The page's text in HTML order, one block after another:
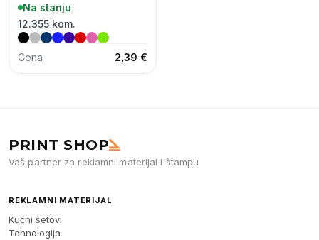
Na stanju
12.355 kom.
Cena 2,39 €
PRINT SHOP
Vaš partner za reklamni materijal i štampu
REKLAMNI MATERIJAL
Kućni setovi
Tehnologija